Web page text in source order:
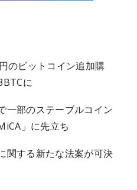
のビットコイン追加購
に
一部のステーブルコイン
」に先立ち
関する新たな法案が可決